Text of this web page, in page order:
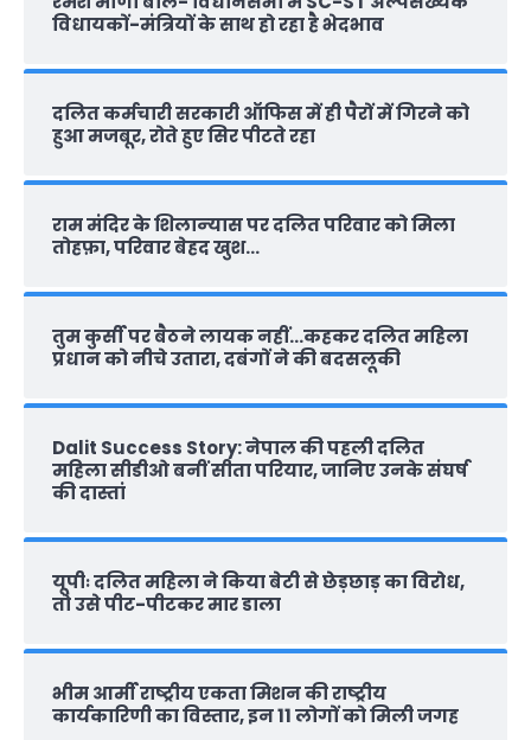
विधायकों-मंत्रियों के साथ हो रहा है भेदभाव
दलित कर्मचारी सरकारी ऑफ‍िस में ही पैरों में गिरने को
हुआ मजबूर, रोते हुए सिर पीटते रहा
राम मंदिर के शिलान्‍यास पर दलित परिवार को मिला
तोहफ़ा, परिवार बेहद खुश…
तुम कुर्सी पर बैठने लायक नहीं…कहकर दलित महिला
प्रधान को नीचे उतारा, दबंगों ने की बदसलूकी
Dalit Success Story: नेपाल की पहली दलित
महिला सीडीओ बनीं सीता परियार, जानिए उनके संघर्ष
की दास्‍तां
यूपीः दलित महिला ने किया बेटी से छेड़छाड़ का विरोध,
तो उसे पीट-पीटकर मार डाला
भीम आर्मी राष्‍ट्रीय एकता मिशन की राष्‍ट्रीय
कार्यकारिणी का विस्तार, इन 11 लोगों को मिली जगह